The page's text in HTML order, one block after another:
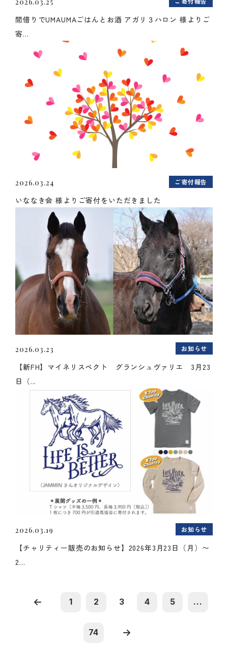
間借りでUMAUMAごはんとお酒 アガリ３ハロン 様よりご
寄...
2026.03.24 ご寄付報告
いななき会 様よりご寄付をいただきました
2026.03.23 お知らせ
【新FH】マイネリスペクト グランシュヴァリエ 3月23
日（...
2026.03.19 お知らせ
【チャリティー販売のお知らせ】2026年3月23日（月）〜
2...
1 2 3 4 5 ...
74